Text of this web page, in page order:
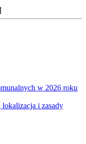
w 2026 roku
i zasady